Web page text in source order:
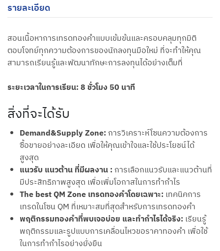
รายละเอียด
สอนเนื้อหาการเทรดทองคำแบบเข้มข้นและครอบคลุมทุกมิติ
ตอบโจทย์ทุกความต้องการของนักลงทุนมือใหม่ ที่จะทำให้คุณ
สามารถเรียนรู้และพัฒนาทักษะการลงทุนได้อย่างเต็มที่
ระยะเวลาในการเรียน: 8 ชั่วโมง 50 นาที
สิ่งที่จะได้รับ
Demand&Supply Zone: การวิเคราะห์โซนความต้องการ
ซื้อขายอย่างละเอียด เพื่อให้คุณเข้าใจและใช้ประโยชน์ได้
สูงสุด
แนวรับ แนวต้าน ที่มีผลงาน : การเลือกแนวรับและแนวต้านที่
มีประสิทธิภาพสูงสุด เพื่อเพิ่มโอกาสในการทำกำไร
The best QM Zone เทรดทองคำโดยเฉพาะ: เทคนิคการ
เทรดในโซน QM ที่เหมาะสมที่สุดสำหรับการเทรดทองคำ
พฤติกรรมทองคำที่พบเจอบ่อย และทำกำไรได้จริง: เรียนรู้
พฤติกรรมและรูปแบบการเคลื่อนไหวขอราคาทองคำ เพื่อใช้
ในการทำกำไรอย่างยั่งยืน